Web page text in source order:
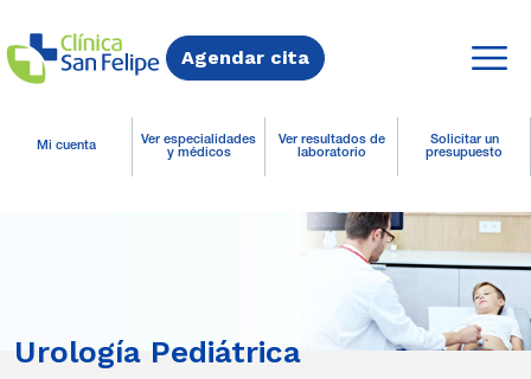
Agendar cita
Mi cuenta
Ver especialidades
y médicos
Ver resultados de
laboratorio
Solicitar un
presupuesto
Urología Pediátrica